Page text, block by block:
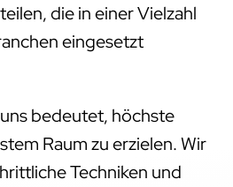
die in einer Vielzahl
eingesetzt
bedeutet, höchste
Raum zu erzielen. Wir
Techniken und